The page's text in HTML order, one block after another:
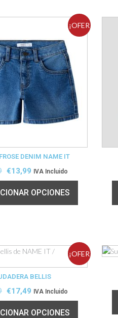
¡OFER
DENIM NAME IT
€13,99 IVA Incluido
OPCIONES
¡OFER
BELLIS
€17,49 IVA Incluido
OPCIONES